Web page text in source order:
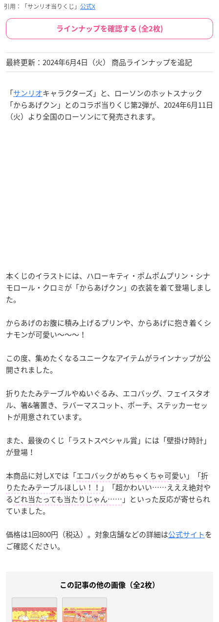
引用：「サンリオ当りくじ」 公式X
ラインナップを確認する (全2枚)
最終更新：2024年6月4日（火） 商品ラインナップを追記
「サンリオキャラクターズ」と、ローソンのホットスナック
「からあげクン」とのコラボ当りくじ第2弾が、2024年6月11日
（火）より全国のローソンにて発売されます。
本くじのイラストには、ハローキティ・ポムポムプリン・シナ
モロール・クロミが「からあげクン」の衣装を着て登場しまし
た。
からあげのお腹に積み上げるプリンや、からあげに抱き着くシ
ナモンが可愛い～～～！
この度、集めたくなるユニークなアイテムがラインナップが公
開されました。
折りたたみテーブルやぬいぐるみ、エコバッグ、フェイスタオ
ル、箸&箸置き、ラバーマスコット、ポーチ、ステッカーセッ
トが用意されています。
また、最後のくじ「ラストスペシャル賞」には「壁掛け時計」
が登場！
本商品に対しXでは「エコバックがめちゃくちゃ可愛い 」「折
りたたみテーブルほしい！！ 」「超かわいい……えええ絶対や
るどれ当たっても当たりじゃん…… 」といった反応が寄せられ
ていました。
価格は1回800円（税込）。対象店舗などの詳細は公式サイトを
ご確認ください。
この記事の他の画像（全2枚）